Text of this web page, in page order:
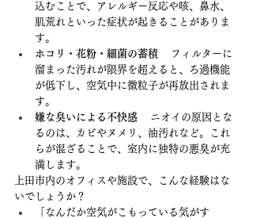
込むことで、アレルギー反応や咳、鼻水、
肌荒れといった症状が起きることがありま
す。
ホコリ・花粉・細菌の蓄積 フィルターに
溜まった汚れが限界を超えると、ろ過機能
が低下し、空気中に微粒子が再放出されま
す。
嫌な臭いによる不快感 ニオイの原因とな
るのは、カビやヌメリ、油汚れなど。これ
らが混ざることで、室内に独特の悪臭が充
満します。
上田市内のオフィスや施設で、こんな経験はな
いでしょうか？
「なんだか空気がこもっている気がす